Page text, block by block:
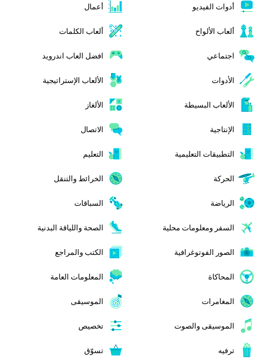
أدوات الفيديو أعمال
ألعاب الألواح ألعاب الكلمات
اجتماعي افضل العاب اندرويد
الأدوات الألعاب الإستراتيجية
الألعاب البسيطة الألغاز
الإنتاجية الاتصال
التطبيقات التعليمية التعليم
الحركة الخرائط والتنقل
الرياضة السباقات
السفر ومعلومات محلية الصحة واللياقة البدنية
الصور الفوتوغرافية الكتب والمراجع
المحاكاة المعلومات العامة
المغامرات الموسيقى
الموسيقى والصوت تخصيص
ترفيه تسوّق